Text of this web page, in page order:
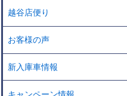
越谷店便り
お客様の声
新入庫車情報
キャンペーン情報